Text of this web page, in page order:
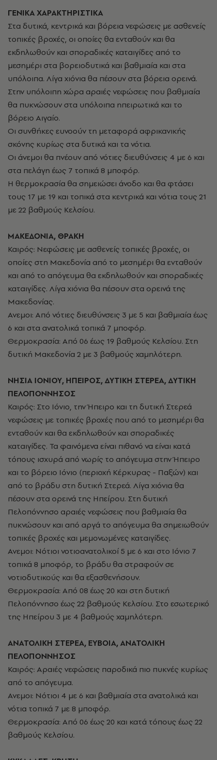
ΓΕΝΙΚΑ ΧΑΡΑΚΤΗΡΙΣΤΙΚΑ
Στα δυτικά, κεντρικά και βόρεια νεφώσεις με ασθενείς
τοπικές βροχές, οι οποίες θα ενταθούν και θα
εκδηλωθούν και σποραδικές καταιγίδες από το
μεσημέρι στα βορειοδυτικά και βαθμιαία και στα
υπόλοιπα. Λίγα χιόνια θα πέσουν στα βόρεια ορεινά.
Στην υπόλοιπη χώρα αραιές νεφώσεις που βαθμιαία
θα πυκνώσουν στα υπόλοιπα ηπειρωτικά και το
βόρειο Αιγαίο.
Οι συνθήκες ευνοούν τη μεταφορά αφρικανικής
σκόνης κυρίως στα δυτικά και τα νότια.
Οι άνεμοι θα πνέουν από νότιες διευθύνσεις 4 με 6 και
στα πελάγη έως 7 τοπικά 8 μποφόρ.
Η θερμοκρασία θα σημειώσει άνοδο και θα φτάσει
τους 17 με 19 και τοπικά στα κεντρικά και νότια τους 21
με 22 βαθμούς Κελσίου.
ΜΑΚΕΔΟΝΙΑ, ΘΡΑΚΗ
Καιρός: Νεφώσεις με ασθενείς τοπικές βροχές, οι
οποίες στη Μακεδονία από το μεσημέρι θα ενταθούν
και από το απόγευμα θα εκδηλωθούν και σποραδικές
καταιγίδες. Λίγα χιόνια θα πέσουν στα ορεινά της
Μακεδονίας.
Ανεμοι: Από νότιες διευθύνσεις 3 με 5 και βαθμιαία έως
6 και στα ανατολικά τοπικά 7 μποφόρ.
Θερμοκρασία: Από 06 έως 19 βαθμούς Κελσίου. Στη
δυτική Μακεδονία 2 με 3 βαθμούς χαμηλότερη.
ΝΗΣΙΑ ΙΟΝΙΟΥ, ΗΠΕΙΡΟΣ, ΔΥΤΙΚΗ ΣΤΕΡΕΑ, ΔΥΤΙΚΗ
ΠΕΛΟΠΟΝΝΗΣΟΣ
Καιρός: Στο Ιόνιο, την Ήπειρο και τη δυτική Στερεά
νεφώσεις με τοπικές βροχές που από το μεσημέρι θα
ενταθούν και θα εκδηλωθούν και σποραδικές
καταιγίδες. Τα φαινόμενα είναι πιθανό να είναι κατά
τόπους ισχυρά από νωρίς το απόγευμα στην Ήπειρο
και το βόρειο Ιόνιο (περιοχή Κέρκυρας - Παξών) και
από το βράδυ στη δυτική Στερεά. Λίγα χιόνια θα
πέσουν στα ορεινά της Ηπείρου. Στη δυτική
Πελοπόννησο αραιές νεφώσεις που βαθμιαία θα
πυκνώσουν και από αργά το απόγευμα θα σημειωθούν
τοπικές βροχές και μεμονωμένες καταιγίδες.
Ανεμοι: Νότιοι νοτιοανατολικοί 5 με 6 και στο Ιόνιο 7
τοπικά 8 μποφόρ, το βράδυ θα στραφούν σε
νοτιοδυτικούς και θα εξασθενήσουν.
Θερμοκρασία: Από 08 έως 20 και στη δυτική
Πελοπόννησο έως 22 βαθμούς Κελσίου. Στο εσωτερικό
της Ηπείρου 3 με 4 βαθμούς χαμηλότερη.
ΑΝΑΤΟΛΙΚΗ ΣΤΕΡΕΑ, ΕΥΒΟΙΑ, ΑΝΑΤΟΛΙΚΗ
ΠΕΛΟΠΟΝΝΗΣΟΣ
Καιρός: Αραιές νεφώσεις παροδικά πιο πυκνές κυρίως
από το απόγευμα.
Ανεμοι: Νότιοι 4 με 6 και βαθμιαία στα ανατολικά και
νότια τοπικά 7 με 8 μποφόρ.
Θερμοκρασία: Από 06 έως 20 και κατά τόπους έως 22
βαθμούς Κελσίου.